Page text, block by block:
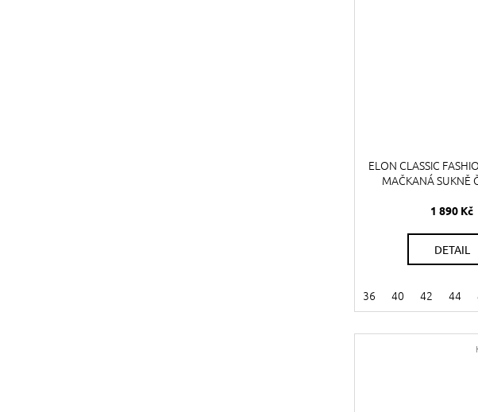
ELON CLASSIC
MAČKANÁ SUKNĚ
1 890 Kč
DETAIL
36 40 42 44